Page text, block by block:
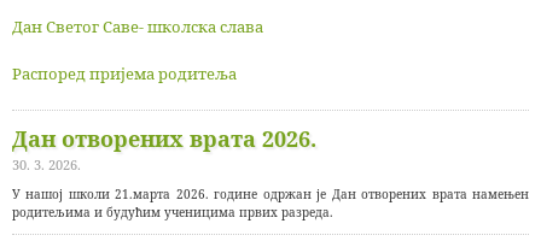
Дан Светог Саве- школска слава
Распоред пријема родитеља
Дан отворених врата 2026.
30. 3. 2026.
У нашој школи 21.марта 2026. године одржан је Дан отворених врата намењен
родитељима и будућим ученицима првих разреда.